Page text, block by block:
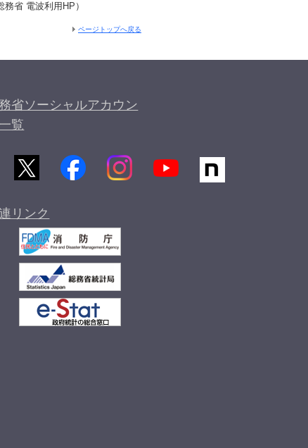
省 電波利用HP）
ページトップへ戻る
省ソーシャルアカウン
覧
リンク